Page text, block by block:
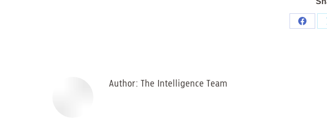
Share
Author: The Intelligence Team